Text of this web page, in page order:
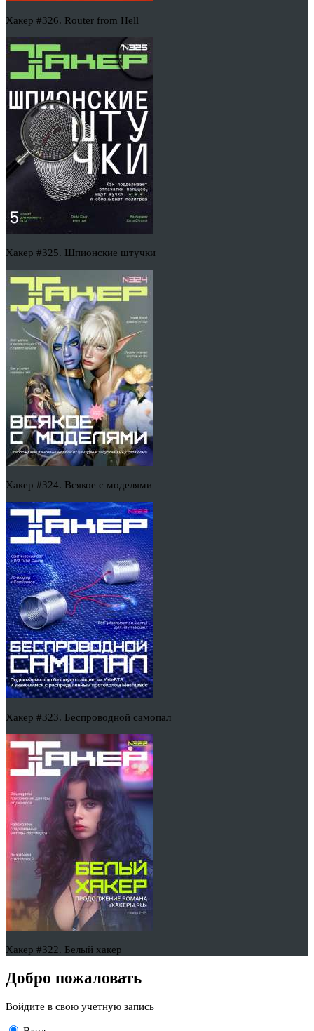
Хакер #326. Router from Hell
Хакер #325. Шпионские штучки
Хакер #324. Всякое с моделями
Хакер #323. Беспроводной самопал
Хакер #322. Белый хакер
Добро пожаловать
Войдите в свою учетную запись